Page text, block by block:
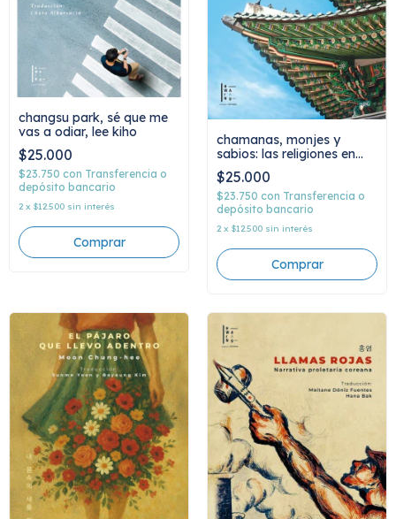
changsu park, sé que me
vas a odiar, lee kiho
$25.000
$23.750 con Transferencia o
depósito bancario
2 x $12.500 sin interés
chamanas, monjes y
sabios: las religiones en
corea, sunme yoon
$25.000
$23.750 con Transferencia o
depósito bancario
2 x $12.500 sin interés